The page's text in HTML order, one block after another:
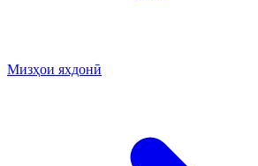
Мизҳои яхдонӣ